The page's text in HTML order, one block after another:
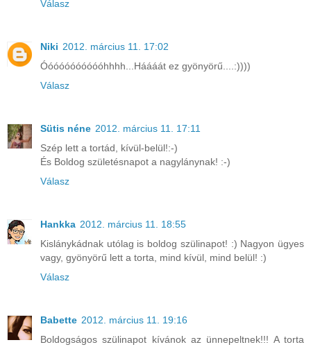
Válasz
Niki 2012. március 11. 17:02
Óóóóóóóóóóóhhhh...Háááát ez gyönyörű....:))))
Válasz
Sütis néne 2012. március 11. 17:11
Szép lett a tortád, kívül-belül!:-)
És Boldog születésnapot a nagylánynak! :-)
Válasz
Hankka 2012. március 11. 18:55
Kislánykádnak utólag is boldog szülinapot! :) Nagyon ügyes
vagy, gyönyörű lett a torta, mind kívül, mind belül! :)
Válasz
Babette 2012. március 11. 19:16
Boldogságos szülinapot kívánok az ünnepeltnek!!! A torta